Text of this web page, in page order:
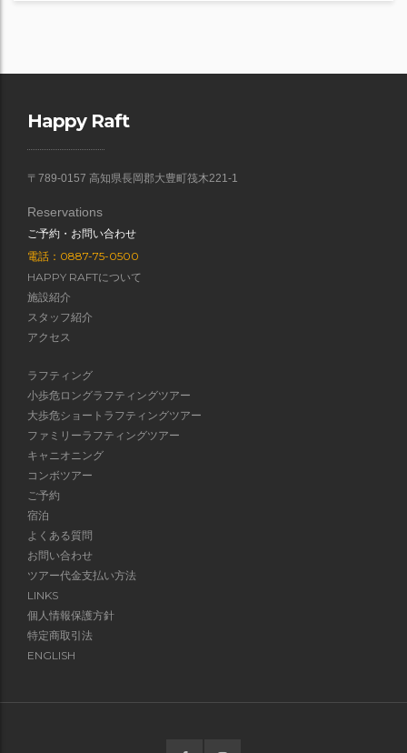
Happy Raft
〒789-0157 高知県長岡郡大豊町筏木221-1
Reservations
ご予約・お問い合わせ
電話：0887-75-0500
HAPPY RAFTについて
施設紹介
スタッフ紹介
アクセス
ラフティング
小歩危ロングラフティングツアー
大歩危ショートラフティングツアー
ファミリーラフティングツアー
キャニオニング
コンボツアー
ご予約
宿泊
よくある質問
お問い合わせ
ツアー代金支払い方法
LINKS
個人情報保護方針
特定商取引法
ENGLISH